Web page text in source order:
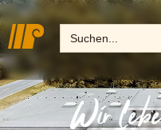
Search
for:
Wir